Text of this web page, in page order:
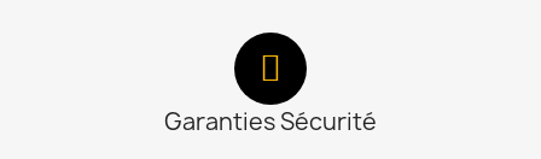
Garanties Sécurité